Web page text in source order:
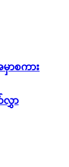
မှာစကား
လွှာ